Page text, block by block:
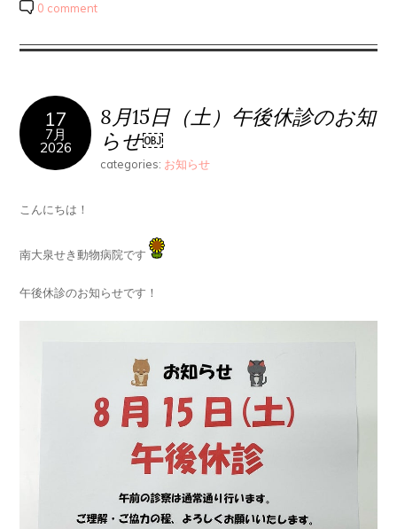
0 comment
17
7月
2026
8月15日（土）午後休診のお知
らせ￼
categories: お知らせ
こんにちは！
南大泉せき動物病院です
午後休診のお知らせです！